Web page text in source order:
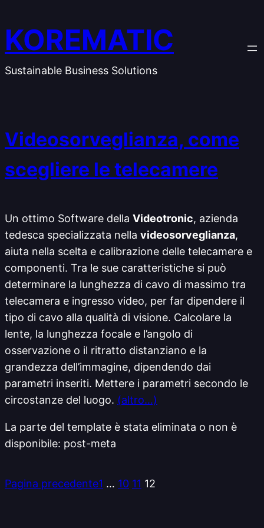
al
contenuto
KOREMATIC
Sustainable Business Solutions
Videosorveglianza, come
scegliere le telecamere
Un ottimo Software della Videotronic, azienda
tedesca specializzata nella videosorveglianza,
aiuta nella scelta e calibrazione delle telecamere e
componenti. Tra le sue caratteristiche si può
determinare la lunghezza di cavo di massimo tra
telecamera e ingresso video, per far dipendere il
tipo di cavo alla qualità di visione. Calcolare la
lente, la lunghezza focale e l’angolo di
osservazione o il ritratto distanziano e la
grandezza dell’immagine, dipendendo dai
parametri inseriti. Mettere i parametri secondo le
circostanze del luogo. (altro…)
La parte del template è stata eliminata o non è
disponibile: post-meta
Pagina precedente1 … 10 11 12